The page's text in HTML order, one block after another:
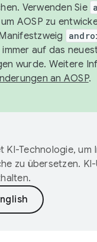
Verwenden Sie
um AOSP zu
auf das
wurde. Weitere
an AOSP.
KI-Technologie, um
zu übersetzen.